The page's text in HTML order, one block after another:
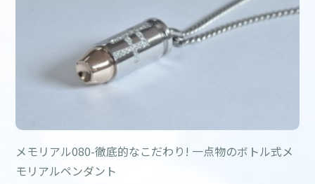
メモリアル080-徹底的なこだわり! 一点物のボトル式メ
モリアルペンダント